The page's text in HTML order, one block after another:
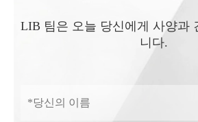
LIB 팀은 오늘 당신에게 사양과
니다.